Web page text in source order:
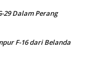
29 Dalam Perang
F-16 dari Belanda